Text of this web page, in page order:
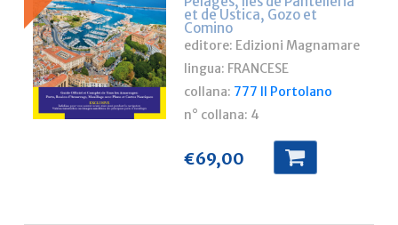
et de Ustica, Gozo et
Comino
editore: Edizioni Magnamare
lingua: FRANCESE
collana: 777 Il Portolano
n° collana: 4
€69,00